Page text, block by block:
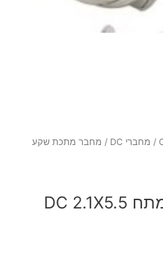
/ מחברי DC
/ מחבר מתכת שקע
מחבר מתכת שקע מתח DC 2.1X5.5